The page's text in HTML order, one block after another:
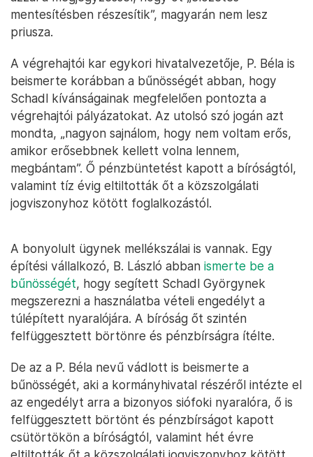
mentesítésben részesítik”, magyarán nem lesz
priusza.
A végrehajtói kar egykori hivatalvezetője, P. Béla is
beismerte korábban a bűnösségét abban, hogy
Schadl kívánságainak megfelelően pontozta a
végrehajtói pályázatokat. Az utolsó szó jogán azt
mondta, „nagyon sajnálom, hogy nem voltam erős,
amikor erősebbnek kellett volna lennem,
megbántam”. Ő pénzbüntetést kapott a bíróságtól,
valamint tíz évig eltiltották őt a közszolgálati
jogviszonyhoz kötött foglalkozástól.
A bonyolult ügynek mellékszálai is vannak. Egy
építési vállalkozó, B. László abban ismerte be a
bűnösségét, hogy segített Schadl Györgynek
megszerezni a használatba vételi engedélyt a
túlépített nyaralójára. A bíróság őt szintén
felfüggesztett börtönre és pénzbírságra ítélte.
De az a P. Béla nevű vádlott is beismerte a
bűnösségét, aki a kormányhivatal részéről intézte el
az engedélyt arra a bizonyos siófoki nyaralóra, ő is
felfüggesztett börtönt és pénzbírságot kapott
csütörtökön a bíróságtól, valamint hét évre